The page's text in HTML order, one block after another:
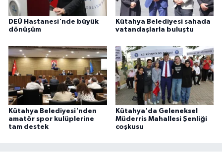
DEÜ Hastanesi'nde büyük
dönüşüm
Kütahya Belediyesi sahada
vatandaşlarla buluştu
Kütahya Belediyesi'nden
amatör spor kulüplerine
tam destek
Kütahya'da Geleneksel
Müderris Mahallesi Şenliği
coşkusu